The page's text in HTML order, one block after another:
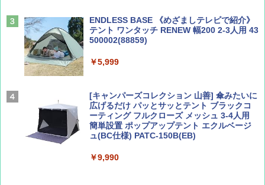
AIRLINE（エアライン）2026年9月号【特
集】ボーイング110周年を祝して！
￥1,760
ァキア 2026～2027 地球の歩き方A ヨーロッ
￥2,277
A09 地球の歩き方 イタリア 2026～2027 地
球の歩き方A ヨーロッパ
￥2,479
ENDLESS BASE 《めざましテレビで紹介》
テント ワンタッチ RENEW 幅200 2-3人用 43
500002(88859)
￥5,999
[キャンパーズコレクション 山善] 傘みたいに
広げるだけ パッとサッとテント ブラックコ
ーティング フルクローズ メッシュ 3-4人用
簡単設置 ポップアップテント エクルベージ
ュ(BC仕様) PATC-150B(EB)
￥9,990